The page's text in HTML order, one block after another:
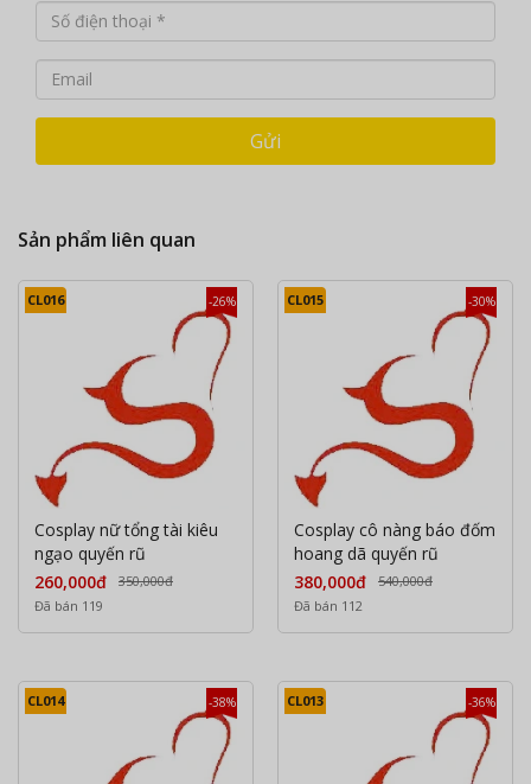
Gửi
Sản phẩm liên quan
-26%
CL016
Cosplay nữ tổng tài kiêu
ngạo quyến rũ
260,000đ
350,000đ
Đã bán 119
-30%
CL015
Cosplay cô nàng báo đốm
hoang dã quyến rũ
380,000đ
540,000đ
Đã bán 112
-38%
CL014 -36%
CL013